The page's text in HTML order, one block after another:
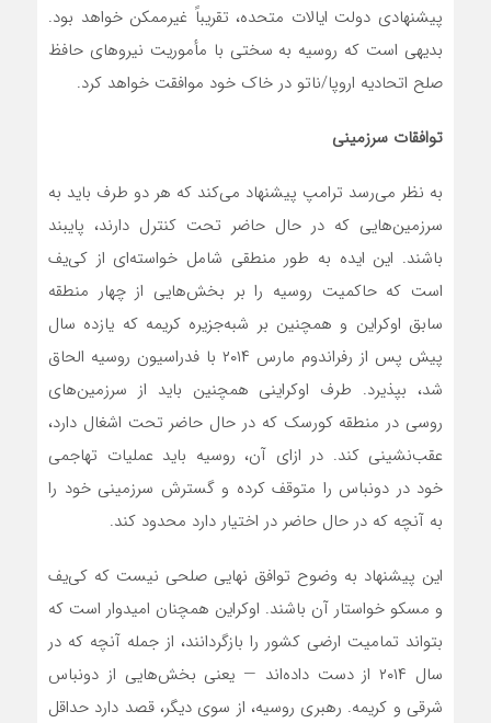
پیشنهادی دولت ایالات متحده، تقریباً غیرممکن خواهد بود.
بدیهی است که روسیه به سختی با مأموریت نیروهای حافظ
صلح اتحادیه اروپا/ناتو در خاک خود موافقت خواهد کرد.
توافقات سرزمینی
به نظر می‌رسد ترامپ پیشنهاد می‌کند که هر دو طرف باید به
سرزمین‌هایی که در حال حاضر تحت کنترل دارند، پایبند
باشند. این ایده به طور منطقی شامل خواسته‌ای از کی‌یف
است که حاکمیت روسیه را بر بخش‌هایی از چهار منطقه
سابق اوکراین و همچنین بر شبه‌جزیره کریمه که یازده سال
پیش پس از رفراندوم مارس ۲۰۱۴ با فدراسیون روسیه الحاق
شد، بپذیرد. طرف اوکراینی همچنین باید از سرزمین‌های
روسی در منطقه کورسک که در حال حاضر تحت اشغال دارد،
عقب‌نشینی کند. در ازای آن، روسیه باید عملیات تهاجمی
خود در دونباس را متوقف کرده و گسترش سرزمینی خود را
به آنچه که در حال حاضر در اختیار دارد محدود کند.
این پیشنهاد به وضوح توافق نهایی صلحی نیست که کی‌یف
و مسکو خواستار آن باشند. اوکراین همچنان امیدوار است که
بتواند تمامیت ارضی کشور را بازگردانند، از جمله آنچه که در
سال ۲۰۱۴ از دست داده‌اند — یعنی بخش‌هایی از دونباس
شرقی و کریمه. رهبری روسیه، از سوی دیگر، قصد دارد حداقل